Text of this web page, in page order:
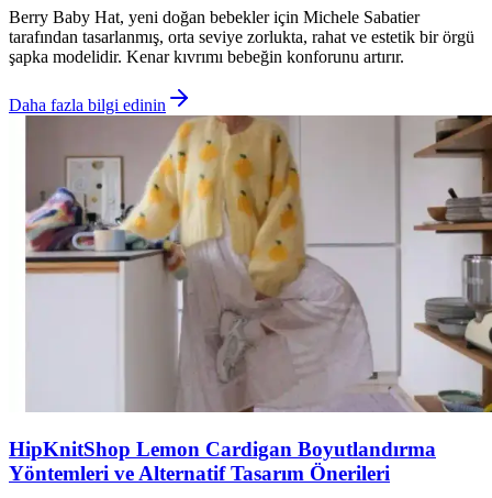
Berry Baby Hat, yeni doğan bebekler için Michele Sabatier
tarafından tasarlanmış, orta seviye zorlukta, rahat ve estetik bir örgü
şapka modelidir. Kenar kıvrımı bebeğin konforunu artırır.
Daha fazla bilgi edinin
HipKnitShop Lemon Cardigan Boyutlandırma
Yöntemleri ve Alternatif Tasarım Önerileri